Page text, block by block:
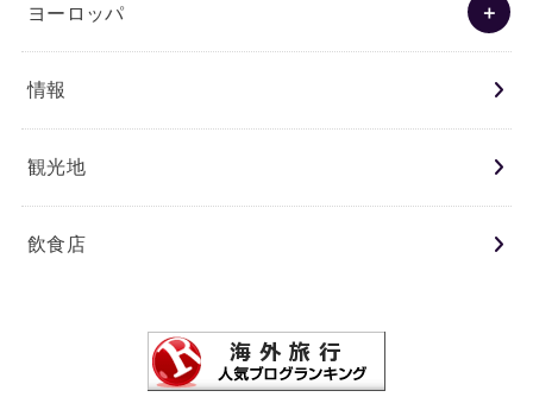
ヨーロッパ
情報
観光地
飲食店